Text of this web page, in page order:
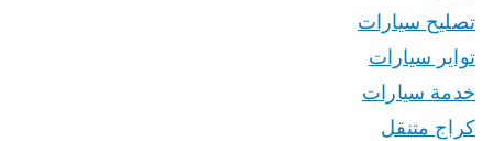
تصليح سيارات
تواير سيارات
خدمة سيارات
كراج متنقل